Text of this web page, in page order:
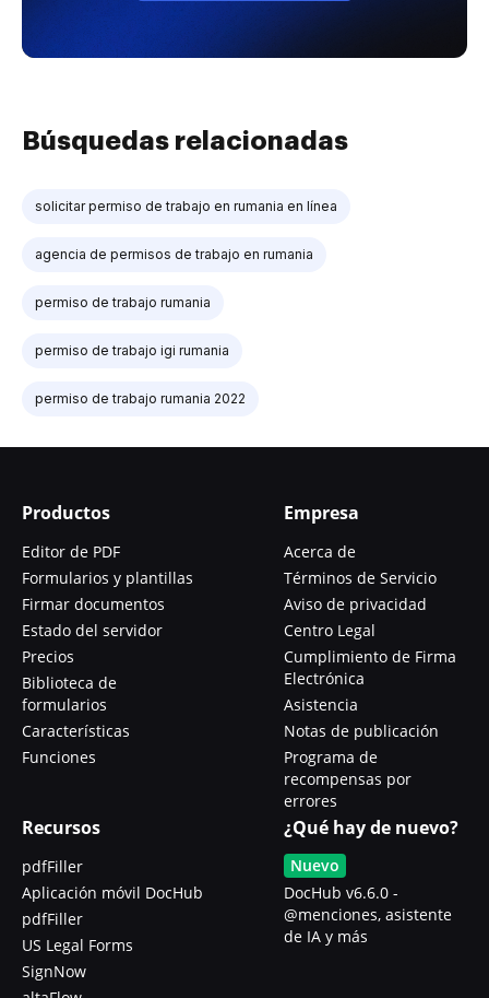
Búsquedas relacionadas
solicitar permiso de trabajo en rumania en línea
agencia de permisos de trabajo en rumania
permiso de trabajo rumania
permiso de trabajo igi rumania
permiso de trabajo rumania 2022
Productos
Editor de PDF
Formularios y plantillas
Firmar documentos
Estado del servidor
Precios
Biblioteca de
formularios
Características
Funciones
Empresa
Acerca de
Términos de Servicio
Aviso de privacidad
Centro Legal
Cumplimiento de Firma
Electrónica
Asistencia
Notas de publicación
Programa de
recompensas por
errores
Recursos
pdfFiller
Aplicación móvil DocHub
pdfFiller
US Legal Forms
SignNow
¿Qué hay de nuevo?
Nuevo
DocHub v6.6.0 -
@menciones, asistente
de IA y más